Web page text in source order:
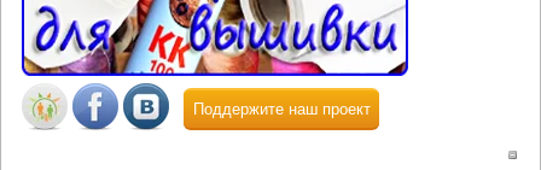
Поддержите наш проект